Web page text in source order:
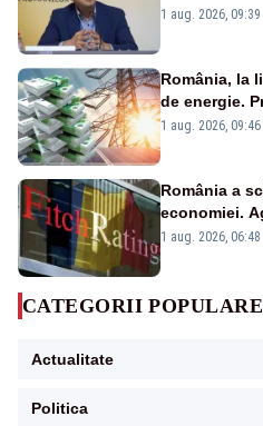
alertei
1 aug. 2026, 09:39
România, la
de energie.
Analiză
1 aug. 2026, 09:46
România a
economiei.
„BBB-” cu
1 aug. 2026, 06:48
CATEGORII POPULARE
Actualitate
Politica